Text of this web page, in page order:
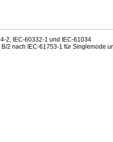
2, IEC-60332-1 und IEC-61034
2 nach IEC-61753-1 für Singlemode